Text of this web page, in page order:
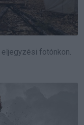
fotónkon.